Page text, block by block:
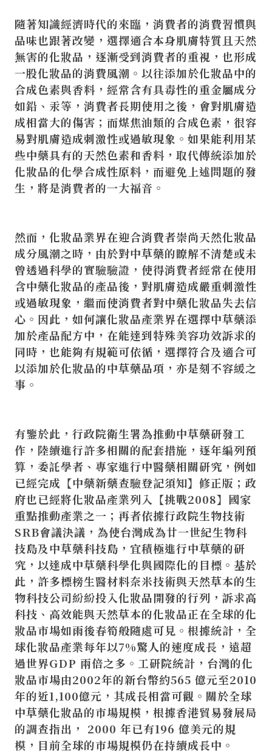
隨著知識經濟時代的來臨，消費者的消費習慣與
品味也跟著改變，選擇適合本身肌膚特質且天然
無害的化妝品，逐漸受到消費者的重視，也形成
一股化妝品的消費風潮。以往添加於化妝品中的
合成色素與香料，經常含有具毒性的重金屬成分
如鉛、汞等，消費者長期使用之後，會對肌膚造
成相當大的傷害；而煤焦油類的合成色素，很容
易對肌膚造成刺激性或過敏現象。如果能利用某
些中藥具有的天然色素和香料，取代傳統添加於
化妝品的化學合成性原料，而避免上述問題的發
生，將是消費者的一大福音。
然而，化妝品業界在迎合消費者崇尚天然化妝品
成分風潮之時，由於對中草藥的瞭解不清楚或未
曾透過科學的實驗驗證，使得消費者經常在使用
含中藥化妝品的產品後，對肌膚造成嚴重刺激性
或過敏現象，繼而使消費者對中藥化妝品失去信
心。因此，如何讓化妝品產業界在選擇中草藥添
加於產品配方中，在能達到特殊美容功效訴求的
同時，也能夠有規範可依循，選擇符合及適合可
以添加於化妝品的中草藥品項，亦是刻不容緩之
事。
有鑒於此，行政院衛生署為推動中草藥研發工
作，陸續進行許多相關的配套措施，逐年編列預
算，委託學者、專家進行中醫藥相關研究，例如
已經完成【中藥新藥查驗登記須知】修正版；政
府也已經將化妝品產業列入【挑戰2008】國家
重點推動產業之一；再者依據行政院生物技術
SRB會議決議，為使台灣成為廿一世紀生物科
技島及中草藥科技島，宜積極進行中草藥的研
究，以達成中草藥科學化與國際化的目標。基於
此，許多標榜生醫材料奈米技術與天然草本的生
物科技公司紛紛投入化妝品開發的行列，訴求高
科技、高效能與天然草本的化妝品正在全球的化
妝品市場如雨後春筍般隨處可見。根據統計，全
球化妝品產業每年以7%驚人的速度成長，遠超
過世界GDP 兩倍之多。工研院統計，台灣的化
妝品市場由2002年的新台幣約565 億元至2010
年的近1,100億元，其成長相當可觀。關於全球
中草藥化妝品的市場規模，根據香港貿易發展局
的調查指出， 2000 年已有196 億美元的規
模，目前全球的市場規模仍在持續成長中。